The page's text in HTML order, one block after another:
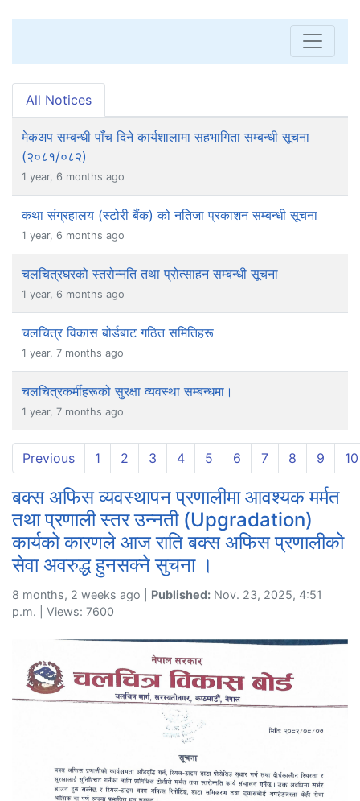
All Notices
मेकअप सम्बन्धी पाँच दिने कार्यशालामा सहभागिता सम्बन्धी सूचना
(२०८१/०८२)
1 year, 6 months ago
कथा संग्रहालय (स्टोरी बैंक) को नतिजा प्रकाशन सम्बन्धी सूचना
1 year, 6 months ago
चलचित्रघरको स्तरोन्नति तथा प्रोत्साहन सम्बन्धी सूचना
1 year, 6 months ago
चलचित्र विकास बोर्डबाट गठित समितिहरू
1 year, 7 months ago
चलचित्रकर्मीहरूको सुरक्षा व्यवस्था सम्बन्धमा।
1 year, 7 months ago
Previous 1 2 3 4 5 6 7 8 9 10
बक्स अफिस व्यवस्थापन प्रणालीमा आवश्यक मर्मत
तथा प्रणाली स्तर उन्नती (Upgradation)
कार्यको कारणले आज राति बक्स अफिस प्रणालीको
सेवा अवरुद्ध हुनसक्ने सुचना ।
8 months, 2 weeks ago | Published: Nov. 23, 2025, 4:51
p.m. | Views: 7600